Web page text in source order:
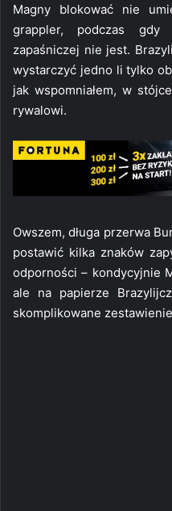
Magny blokować nie
grappler, podczas gdy
zapaśniczej nie jest.
wystarczyć jedno li tylko
jak wspomniałem, w
rywalowi.
Owszem, długa przerwa
postawić kilka znaków
odporności – kondycyjnie
ale na papierze
skomplikowane